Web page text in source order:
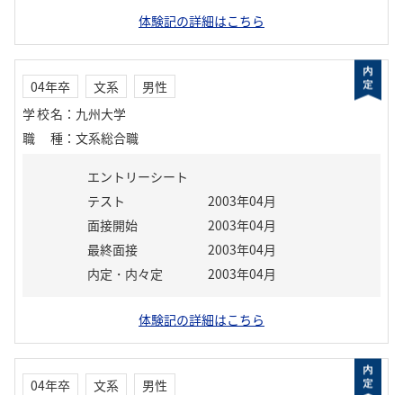
体験記の詳細はこちら
04年卒 文系
男性
学校名 ： 九州大学
職種 ： 文系総合職
エントリーシート
テスト
2003年04月
面接開始
2003年04月
最終面接
2003年04月
内定・内々定
2003年04月
体験記の詳細はこちら
04年卒 文系
男性